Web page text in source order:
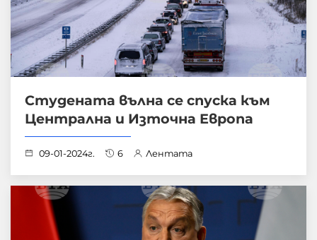
Студената вълна се спуска към
Централна и Източна Европа
09-01-2024г. 6 Лентата